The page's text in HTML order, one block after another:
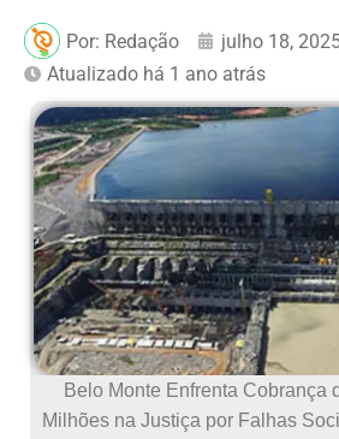
Por: Redação julho 18,
Atualizado há 1 ano atrás
Belo Monte Enfrenta Cobrança
Milhões na Justiça por Falhas